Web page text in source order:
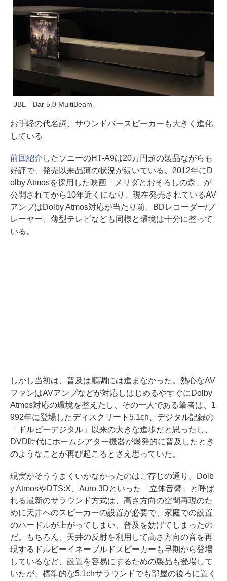
JBL「Bar 5.0 MultiBeam」
お手軽の代名詞、サウンドバースピーカーも大きく進化
している
前回紹介 したソニーのHT-A9は20万円超の製品ながらも
好評で、発売以来品薄の状況が続いている。2012年にD
olby Atmosを採用した映画「メリダとおそろしの森」が
公開されてから10年近くになり、現在発売されているAV
アンプはDolby Atmos対応が当たり前、BDレコーダー/プ
レーヤー、薄型テレビなども同様と環境は十分に整って
いる。
しかし当初は、普及は順調には進まなかった。熱心なAV
ファンはAVアンプなどが対応しはじめるやすぐにDolby
Atmos対応の環境を整えたし、その一人である筆者は、1
992年に登場したディスクリート5.1ch、デジタル記録の
「ドルビーデジタル」以来の大きな進歩だと思ったし、
DVD時代にホームシアター機器が爆発的に普及したとき
のようなことが再び起こるとさえ思っていた。
現実がそううまくいかなかったのはご存じの通り。Dolb
y AtmosやDTS:X、Auro 3Dといった「立体音響」と呼ば
れる最新のサラウンド方式は、高さ方向の空間再現のた
めに天井へのスピーカーの設置が必要で、家庭での設置
のハードルが上がってしまい、普及を妨げてしまったの
だ。もちろん、天井の反射を利用して高さ方向の音を再
現するドルビーイネーブルドスピーカーも早期から登場
しているなど、設置を容易にするための製品も登場して
いたが、標準的な5.1chサラウンドでも部屋の後ろに置く